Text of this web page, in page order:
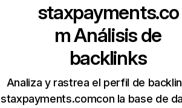
staxpayments.co
mAnálisis de
backlinks
Analiza y rastrea el perfil de
staxpayments.comcon la base de